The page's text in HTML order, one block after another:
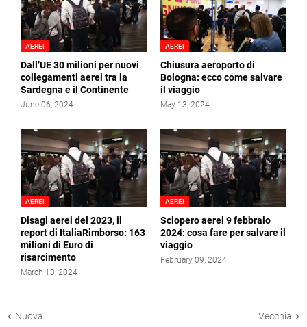
AEREI
Dall’UE 30 milioni per nuovi
collegamenti aerei tra la
Sardegna e il Continente
June 06, 2024
AEREI
Chiusura aeroporto di
Bologna: ecco come salvare
il viaggio
May 13, 2024
AEREI
Disagi aerei del 2023, il
report di ItaliaRimborso: 163
milioni di Euro di
risarcimento
March 13, 2024
AEREI
Sciopero aerei 9 febbraio
2024: cosa fare per salvare il
viaggio
February 09, 2024
Nuova Vecchia